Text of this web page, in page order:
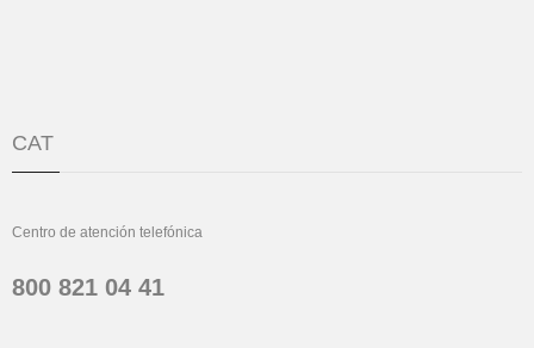
CAT
Centro de atención telefónica
800 821 04 41